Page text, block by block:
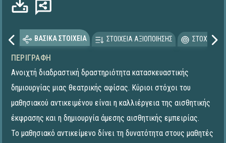
ΒΑΣΙΚΑ ΣΤΟΙΧΕΙΑ ΣΤΟΙΧΕΙΑ ΑΞΙΟΠΟΙΗΣΗΣ
ΠΕΡΙΓΡΑΦΉ
Ανοιχτή διαδραστική δραστηριότητα κατασκευαστικής
δημιουργίας μιας θεατρικής αφίσας. Κύριοι στόχοι του
μαθησιακού αντικειμένου είναι η καλλιέργεια της αισθητικής
έκφρασης και η δημιουργία άμεσης αισθητικής εμπειρίας.
Το μαθησιακό αντικείμενο δίνει τη δυνατότητα στους μαθητές